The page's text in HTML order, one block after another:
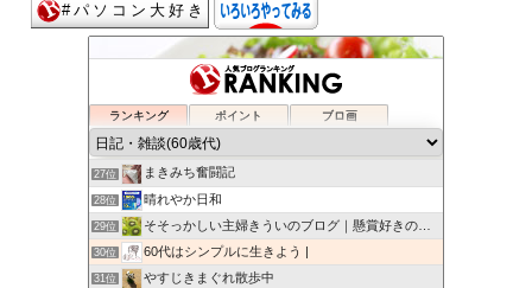
ランキング ポイント ブロ画
ワカメと銭婆との喜怒哀楽
さよのシンプルライフブログ
25位 50代・60代の今日を生きる明日を生きる
26位 わすれんぼにっき
27位 まきみち奮闘記
28位 晴れやか日和
29位 そそっかしい主婦きういのブログ｜懸賞好きの忙しい主婦です。
30位 60代はシンプルに生きよう |
31位 やすじきまぐれ散歩中